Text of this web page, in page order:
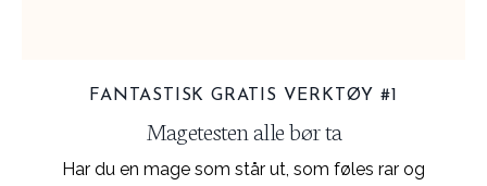
FANTASTISK GRATIS VERKTØY #1
Magetesten alle bør ta
Har du en mage som står ut, som føles rar og